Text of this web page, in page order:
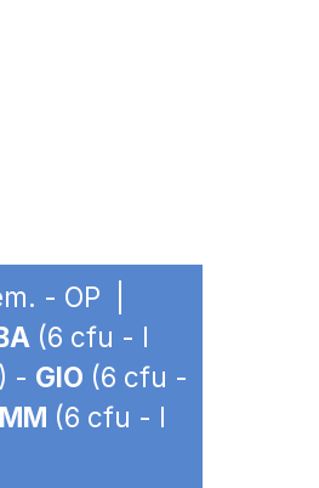
- OP |
(6 cfu - I
- GIO (6 cfu -
MM (6 cfu - I